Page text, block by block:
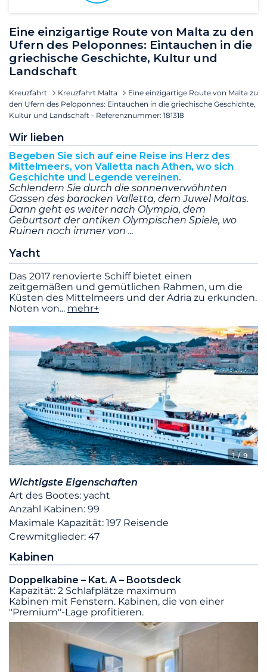
Eine einzigartige Route von Malta zu den
Ufern des Peloponnes: Eintauchen in die
griechische Geschichte, Kultur und
Landschaft
Kreuzfahrt Kreuzfahrt Malta
Eine einzigartige Route von Malta zu
den Ufern des Peloponnes: Eintauchen in die griechische Geschichte,
Kultur und Landschaft - Referenznummer: 181318
Wir lieben
Begeben Sie sich auf eine Reise ins Herz des
Mittelmeers, von Valletta nach Athen, wo sich
Geschichte und Legende vereinen.
Schlendern Sie durch die sonnenverwöhnten
Gassen des barocken Valletta, dem Juwel Maltas.
Dann geht es weiter nach Olympia, dem
Geburtsort der antiken Olympischen Spiele, wo
Ruinen noch immer von
Yacht
Das 2017 renovierte Schiff bietet einen
zeitgemäßen und gemütlichen Rahmen, um die
Küsten des Mittelmeers und der Adria zu erkunden.
Noten von... mehr+
1/ 9
Wichtigste Eigenschaften
Art des Bootes: yacht
Anzahl Kabinen: 99
Maximale Kapazität: 197 Reisende
Crewmitglieder: 47
Kabinen
Doppelkabine – Kat. A – Bootsdeck
Kapazität: 2 Schlafplätze maximum
Kabinen mit Fenstern. Kabinen, die von einer
"Premium"-Lage profitieren.